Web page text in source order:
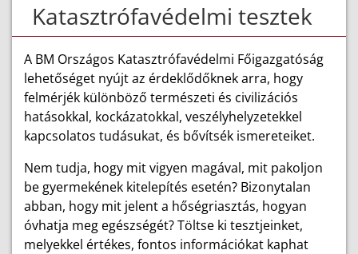
Katasztrófavédelmi tesztek
A BM Országos Katasztrófavédelmi Főigazgatóság
lehetőséget nyújt az érdeklődőknek arra, hogy
felmérjék különböző természeti és civilizációs
hatásokkal, kockázatokkal, veszélyhelyzetekkel
kapcsolatos tudásukat, és bővítsék ismereteiket.
Nem tudja, hogy mit vigyen magával, mit pakoljon
be gyermekének kitelepítés esetén? Bizonytalan
abban, hogy mit jelent a hőségriasztás, hogyan
óvhatja meg egészségét? Töltse ki tesztjeinket,
melyekkel értékes, fontos információkat kaphat